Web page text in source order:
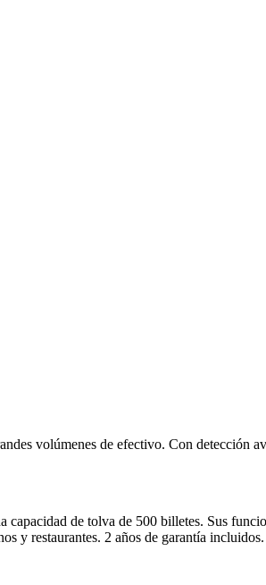
volúmenes de efectivo. Con detección
de tolva de 500 billetes. Sus
y restaurantes. 2 años de garantía